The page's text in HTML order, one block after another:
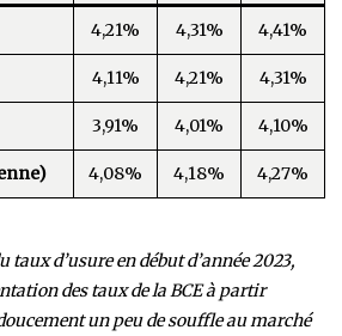
4,21% 4,31% 4,41%
4,11% 4,21% 4,31%
3,91% 4,01% 4,10%
4,08% 4,18% 4,27%
d’usure en début d’année 2023,
des taux de la BCE à partir
un peu de souffle au marché